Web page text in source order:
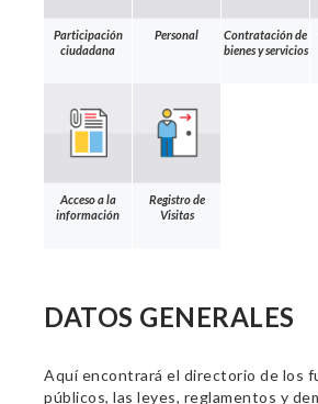
Participación
ciudadana
Personal
Contratación de
bienes y servicios
Acceso a la
información
Registro de
Visitas
DATOS GENERALES
Aquí encontrará el directorio de los
públicos, las leyes, reglamentos y